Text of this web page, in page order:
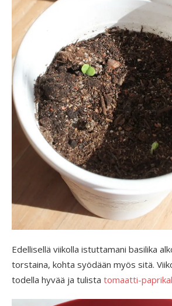
Edellisellä viikolla istuttamani basilika
torstaina, kohta syödään myös sitä.
todella hyvää ja tulista tomaatti-